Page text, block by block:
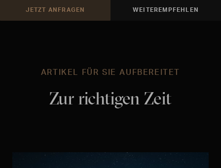
JETZT ANFRAGEN WEITEREMPFEHLEN
ARTIKEL FÜR SIE AUFBEREITET
Zur richtigen Zeit